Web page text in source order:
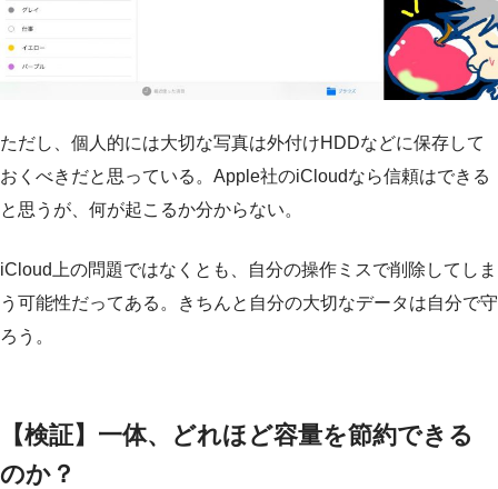
ただし、個人的には大切な写真は外付けHDDなどに保存して
おくべきだと思っている。Apple社のiCloudなら信頼はできる
と思うが、何が起こるか分からない。
iCloud上の問題ではなくとも、自分の操作ミスで削除してしま
う可能性だってある。きちんと自分の大切なデータは自分で守
ろう。
【検証】一体、どれほど容量を節約できる
のか？